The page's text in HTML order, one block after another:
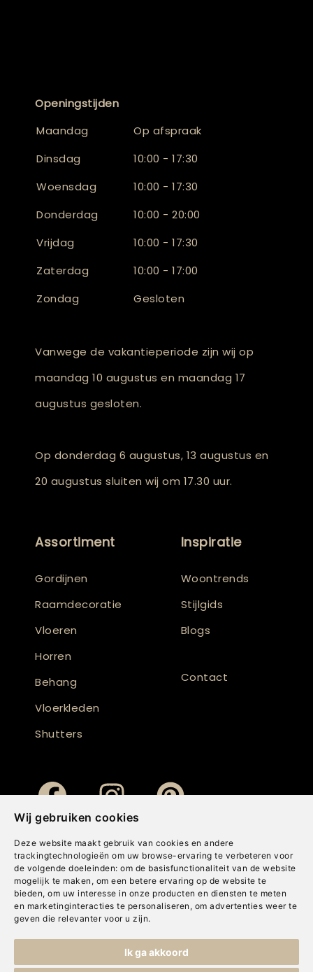
Wij gebruiken cookies
Deze website maakt gebruik van cookies en andere
trackingtechnologieën om uw browse-ervaring te verbeteren voor
de volgende doeleinden: om de basisfunctionaliteit van de website
mogelijk te maken , om een betere ervaring op de website te
bieden, om uw interesse in onze producten en diensten te meten
en marketinginteracties te personaliseren , om advertenties weer te
geven die relevanter voor u zijn.
Ik ga akkoord
Openingstijden
Maandag
Op afspraak
Dinsdag
10:00 - 17:30
Woensdag
10:00 - 17:30
Donderdag
10:00 - 20:00
Vrijdag
10:00 - 17:30
Zaterdag
10:00 - 17:00
Zondag
Gesloten
Vanwege de vakantieperiode zijn wij op
maandag 10 augustus en maandag 17
augustus gesloten.
Op donderdag 6 augustus, 13 augustus en
20 augustus sluiten wij om 17.30 uur.
Assortiment
Gordijnen
Raamdecoratie
Vloeren
Horren
Behang
Vloerkleden
Shutters
Inspiratie
Woontrends
Stijlgids
Blogs
Contact
Cookies